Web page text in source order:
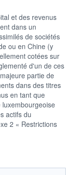
20
22
et des revenus
dans un
de sociétés
ou en Chine (y
cotées sur
d'un de ces
partie de
dans des titres
en tant que
actifs du
2 « Restrictions